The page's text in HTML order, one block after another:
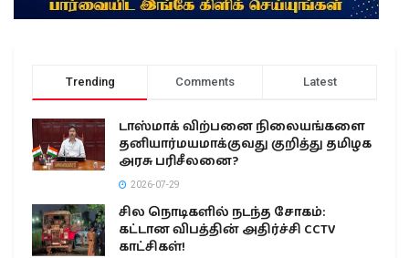
Trending Comments Latest
டாஸ்மாக் விற்பனை நிலையங்களை
தனியார்மயமாக்குவது குறித்து தமிழக
அரசு பரிசீலனை?
2026-07-29
சில நொடிகளில் நடந்த சோகம்:
கட்டான விபத்தின் அதிர்ச்சி CCTV
காட்சிகள்!